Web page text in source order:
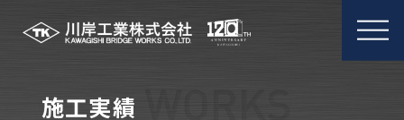
メ
施工実績